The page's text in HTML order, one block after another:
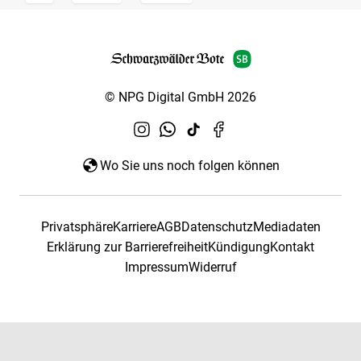
© NPG Digital GmbH 2026
Wo Sie uns noch folgen können
PrivatsphäreKarriereAGBDatenschutzMediadaten
Erklärung zur BarrierefreiheitKündigungKontakt
ImpressumWiderruf